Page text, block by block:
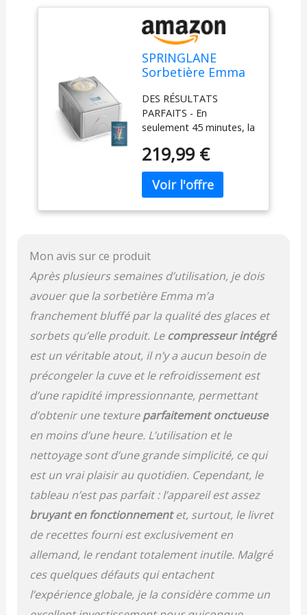
SPRINGLANE
Sorbetière Emma
compresseur auto-
refroidissant 150
W, en acier
inoxydable avec
bac à glaçons
amovible, avec
livret de recettes
(Argent)
DES RÉSULTATS
PARFAITS - En
seulement 45 minutes, la
refroidissante crée 1,5
litre de glace crémeuse
ou de sorbet, de parfait,
de glace molle et même
de yaourt glacé sans
refroidissement, Emma
garde votre glace finie
au frais même après sa
préparation. PUISSANT -
Grâce au compresseur
intégré et à la capacité
de refroidissement de
150 watts, Emma peut
se passer de pré-
prépare des glaces au
congélateur jusqu'à -35
degrés. SIMPLE ET SÛR -
Intertek GS dispose
d'une ouverture de
couvercle pratique pour
ajouter des ingrédients
pendant le processus de
mélange. Le récipient à
et la partie mélangeuse
peuvent être retirés pour
un nettoyage facile
CONTENU DE LA
219,99 €
Mon avis sur ce produit
Après plusieurs semaines d’utilisation, je dois
avouer que la sorbetière Emma m’a
franchement bluffé par la qualité des glaces et
sorbets qu’elle produit. Lecompresseur intégré
est un véritable atout, il n’y a aucun besoin de
précongeler la cuve et le refroidissement est
d’une rapidité impressionnante, permettant
d’obtenir une textureparfaitement onctueuse
en moins d’une heure. L’utilisation et le
nettoyage sont d’une grande simplicité, ce qui
est un vrai plaisir au quotidien. Cependant, le
tableau n’est pas parfait : l’appareil est assez
bruyant en fonctionnementet, surtout, le livret
de recettes fourni est exclusivement en
allemand, le rendant totalement inutile. Malgré
ces quelques défauts qui entachent
l’expérience globale, je la considère comme un